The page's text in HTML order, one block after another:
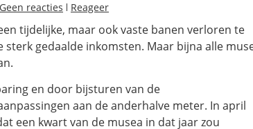
Geen reacties Reageer
tijdelijke, maar ook vaste banen verloren te
sterk gedaalde inkomsten. Maar bijna alle
en door bijsturen van de
aan de anderhalve meter. In april
een kwart van de musea in dat jaar zou